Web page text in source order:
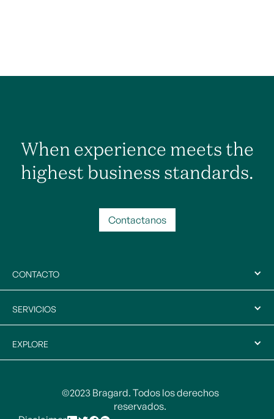
When experience meets the
highest business standards.
Contactanos
CONTACTO
SERVICIOS
EXPLORE
©2023 Bragard. Todos los derechos
reservados.